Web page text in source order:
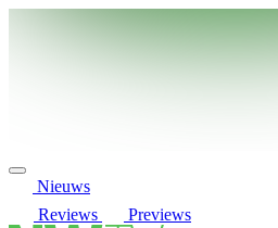
Nieuws
Reviews
Previews